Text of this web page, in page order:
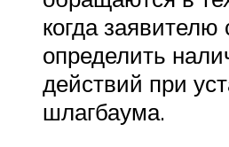
когда заявителю
определить
действий при
шлагбаума.